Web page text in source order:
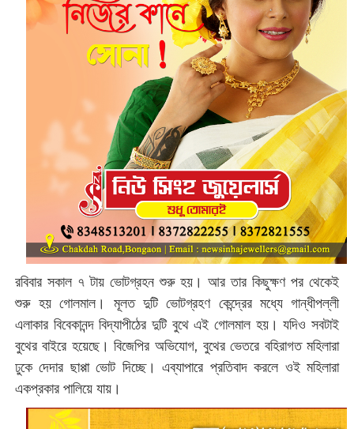
রবিবার সকাল ৭ টায় ভোটগ্রহন শুরু হয়। আর তার কিছুক্ষণ পর থেকেই
শুরু হয় গোলমাল। মূলত দুটি ভোটগ্রহণ কেন্দ্রের মধ্যে গান্ধীপল্লী
এলাকার বিবেকানন্দ বিদ্যাপীঠের দুটি বুথে এই গোলমাল হয়। যদিও সবটাই
বুথের বাইরে হয়েছে। বিজেপির অভিযোগ, বুথের ভেতরে বহিরাগত মহিলারা
ঢুকে দেদার ছাপ্পা ভোট দিচ্ছে। এব্যাপারে প্রতিবাদ করলে ওই মহিলারা
একপ্রকার পালিয়ে যায়।